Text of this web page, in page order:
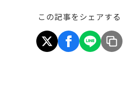
この記事をシェアする